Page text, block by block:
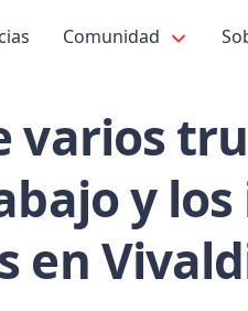
Comunidad
varios
y los
en